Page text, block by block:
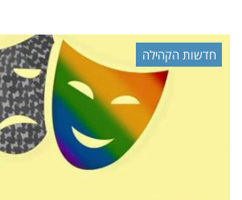
חדשות הקהילה